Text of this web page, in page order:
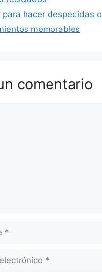
para hacer despedidas o
memorables
comentario